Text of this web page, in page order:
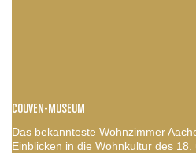
COUVEN-MUSEUM
Das bekannteste Wohnzimmer
Einblicken in die Wohnkultur des